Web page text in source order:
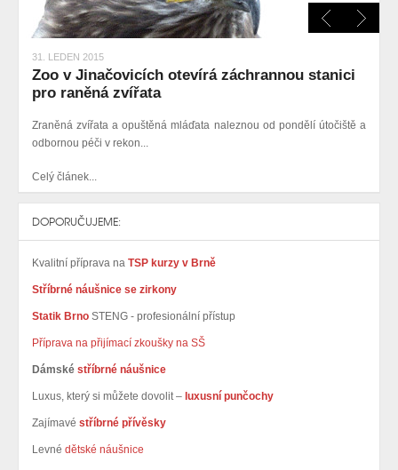
31. LEDEN 2015
Zoo v Jinačovicích otevírá záchrannou stanici
pro raněná zvířata
Zraněná zvířata a opuštěná mláďata naleznou od pondělí útočiště a
odbornou péči v rekon...
Celý článek...
DOPORUČUJEME:
Kvalitní příprava na TSP kurzy v Brně
Stříbrné náušnice se zirkony
Statik Brno STENG - profesionální přístup
Příprava na přijímací zkoušky na SŠ
Dámské stříbrné náušnice
Luxus, který si můžete dovolit – luxusní punčochy
Zajímavé stříbrné přívěsky
Levné dětské náušnice